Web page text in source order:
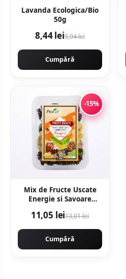
Lavanda Ecologica/Bio
50g
8,44 lei9,94 lei
Cumpără
-15%
Mix de Fructe Uscate
Energie si Savoare
11,05 lei13,01 lei
Cumpără